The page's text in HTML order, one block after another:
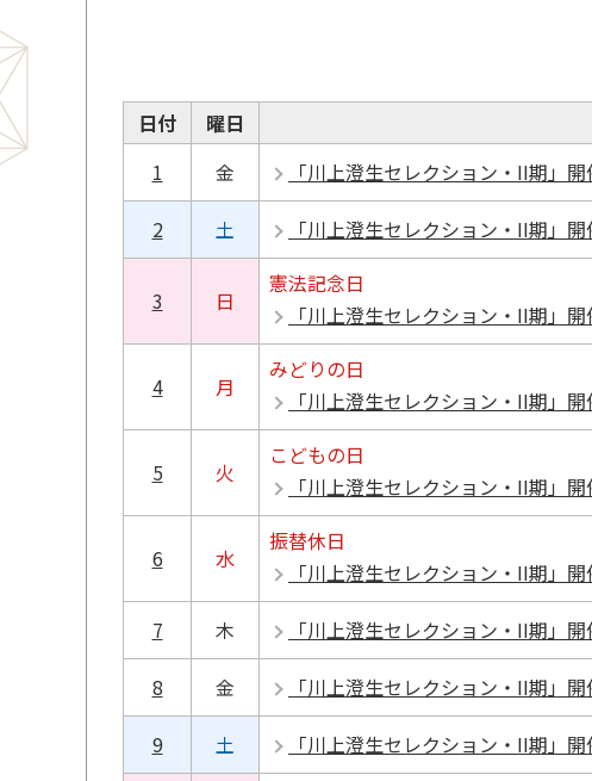
日付
曜日
1
金
「川上澄生セレクション・II期」開
2
土 「川上澄生セレクション・II期」開
3 日
憲法記念日
「川上澄生セレクション・II期」開
4 月
みどりの日
「川上澄生セレクション・II期」開
5 火
こどもの日
「川上澄生セレクション・II期」開
6 水
振替休日
「川上澄生セレクション・II期」開
7
木
「川上澄生セレクション・II期」開
8
金
「川上澄生セレクション・II期」開
9
土
「川上澄生セレクション・II期」開